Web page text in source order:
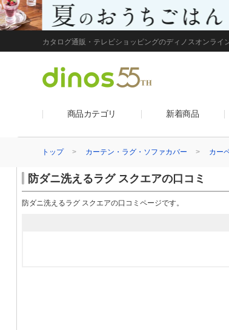
カタログ通販・テレビショッピングのディノスオンライ
商品カテゴリ 新着商品
トップ カーテン・ラグ・ソファカバー カー
防ダニ洗えるラグ スクエアの口コミ
防ダニ洗えるラグ スクエアの口コミページです。